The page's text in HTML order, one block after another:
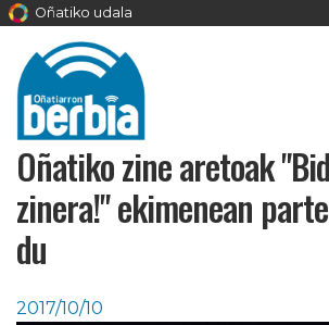
Oñatiko udala
Oñatiko zine aretoak
zinera!" ekimenean
du
2017/10/10